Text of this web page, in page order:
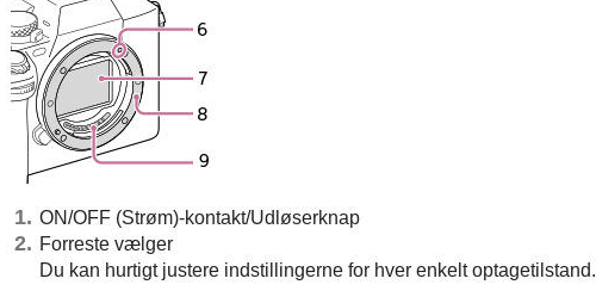
ON/OFF (Strøm)-kontakt/Udløserknap
Forreste vælger
Du kan hurtigt justere indstillingerne for hver enkelt optagetilstand.